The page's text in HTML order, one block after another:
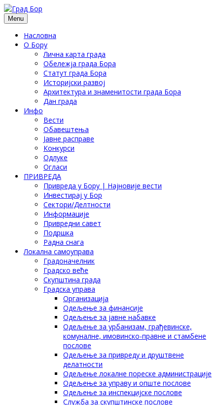
Menu
Насловна
О Бору
Лична карта града
Обележја града Бора
Статут града Бора
Историјски развој
Архитектура и знаменитости града Бора
Дан града
Инфо
Вести
Обавештења
Јавне расправе
Конкурси
Одлуке
Огласи
ПРИВРЕДА
Привреда у Бору | Најновије вести
Инвестирај у Бор
Сектори/Делтности
Информације
Привредни савет
Подршка
Радна снага
Локална самоуправа
Градоначелник
Градско веће
Скупштина града
Градска управа
Организација
Одељење за финансије
Одељење за јавне набавке
Одељење за урбанизам, грађевинске,
комуналне, имовинско-правне и стамбене
послове
Одељење за привреду и друштвене
делатности
Одељење локалне пореске администрације
Одељење за управу и опште послове
Одељење за инспекцијске послове
Служба за скупштинске послове